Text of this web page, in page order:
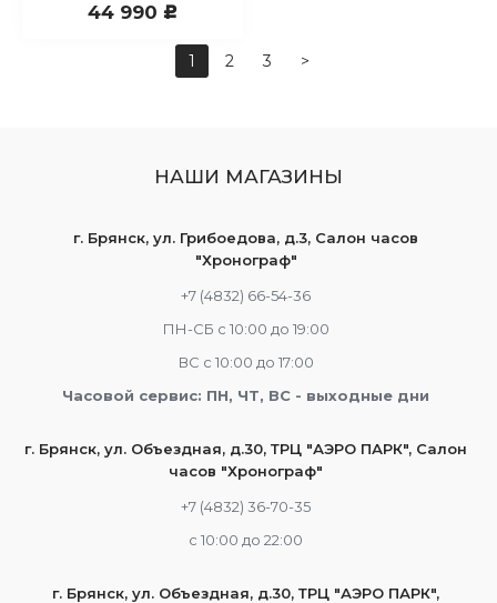
44 990 c
1 2 3 >
НАШИ МАГАЗИНЫ
г. Брянск, ул. Грибоедова, д.3, Салон часов
"Хронограф"
+7 (4832) 66-54-36
ПН-СБ с 10:00 до 19:00
ВС с 10:00 до 17:00
Часовой сервис: ПН, ЧТ, ВС - выходные дни
г. Брянск, ул. Объездная, д.30, ТРЦ "АЭРО ПАРК", Салон
часов "Хронограф"
+7 (4832) 36-70-35
c 10:00 до 22:00
г. Брянск, ул. Объездная, д.30, ТРЦ "АЭРО ПАРК",